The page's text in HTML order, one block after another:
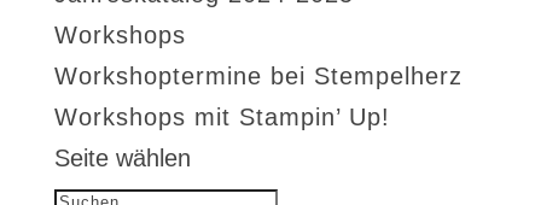
Workshops
Workshoptermine bei Stempelherz
Workshops mit Stampin’ Up!
Seite wählen